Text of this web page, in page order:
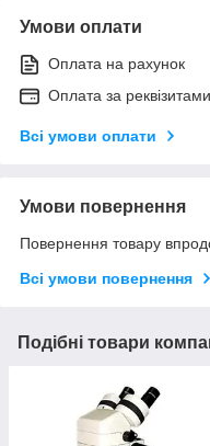
Умови оплати
Оплата на рахунок
Оплата за реквізитами
Всі умови оплати
Умови повернення
Повернення товару
Всі умови повернення
Подібні товари